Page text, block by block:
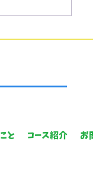
す🌸
と コース紹介 お